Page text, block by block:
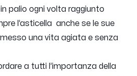
palio ogni volta raggiunto
l’asticella anche se le sue
una vita agiata e senza
a tutti l’importanza della